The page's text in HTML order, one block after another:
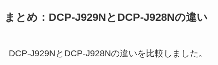
まとめ：DCP-J929NとDCP-J928Nの違い
DCP-J929NとDCP-J928Nの違いを比較しました。